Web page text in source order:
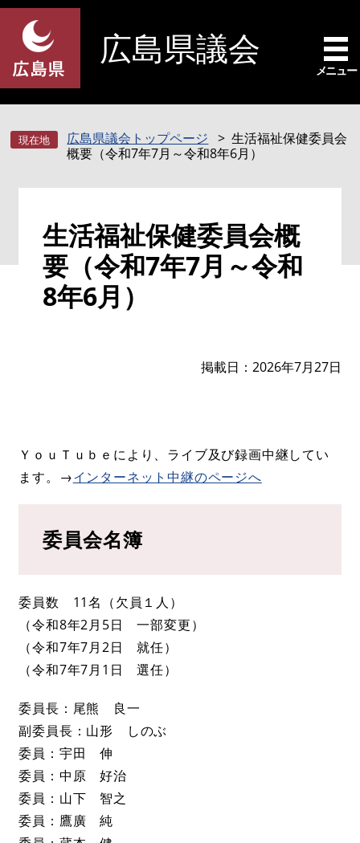
ペ
先
頭
す
メ
を
飛
し
広島県議会
メニュー
広島県議会トップページ
生活福祉保健委員会
概要（令和7年7月～令和8年6月）
生活福祉保健委員会概
要（令和7年7月～令和
8年6月）
掲載日 2026年7月27日
ＹｏｕＴｕｂｅにより、ライブ及び録画中継してい
ます。→インターネット中継のページへ
委員会名簿
委員数 11名（欠員１人）
（令和8年2月5日 一部変更）​
​（令和7年7月2日 就任）
（令和7年7月1日 選任）
委員長：尾熊 良一
副委員長：山形 しのぶ
委員：宇田 伸
委員：中原 好治
委員：山下 智之
委員：鷹廣 純